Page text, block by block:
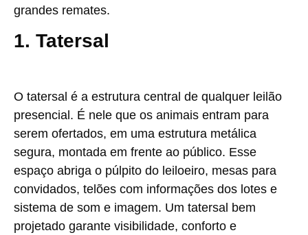
grandes remates.
1. Tatersal
O tatersal é a estrutura central de qualquer leilão
presencial. É nele que os animais entram para
serem ofertados, em uma estrutura metálica
segura, montada em frente ao público. Esse
espaço abriga o púlpito do leiloeiro, mesas para
convidados, telões com informações dos lotes e
sistema de som e imagem. Um tatersal bem
projetado garante visibilidade, conforto e